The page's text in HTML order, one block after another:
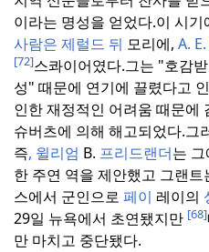
이라는 명성을 얻었다.이 시기
사람은 제럴드 뒤 모리에, A.
[72]스콰이어였다.그는 "호감
성" 때문에 연기에 끌렸다고
인한 재정적인 어려움 때문에
슈버츠에 의해 해고되었다.그
즉, 윌리엄 B. 프리드랜더는 그
한 주연 역을 제안했고 그랜
스에서 군인으로 페이 레이의
29일 뉴욕에서 초연됐지만 [68]
만 마치고 중단됐다.